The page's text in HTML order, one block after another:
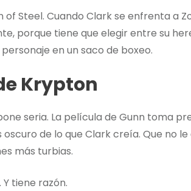
Steel. Cuando Clark se enfrenta a
porque tiene que elegir entre su
en un saco de boxeo.
Krypton
seria. La película de Gunn toma
de lo que Clark creía. Que no
más turbias.
Y tiene razón.